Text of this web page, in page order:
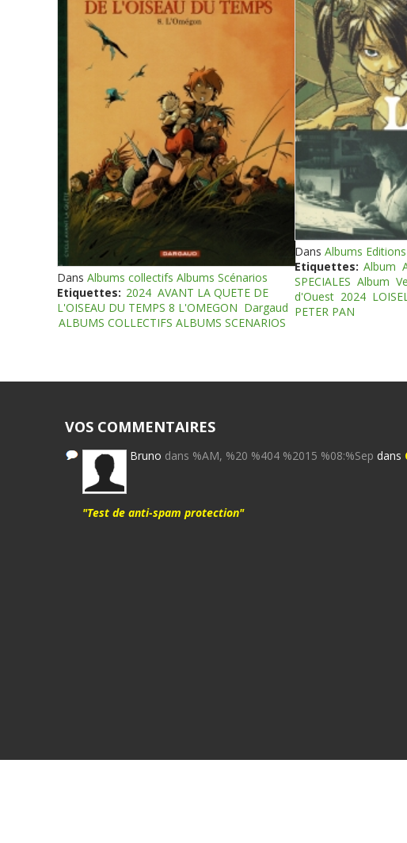
Dans Albums collectifs Albums Scénarios
Etiquettes: 2024 AVANT LA QUETE DE
L'OISEAU DU TEMPS 8 L'OMEGON Dargaud
ALBUMS COLLECTIFS ALBUMS SCENARIOS
Dans Albums
Etiquettes: Album
SPECIALES Album
d'Ouest 2024
PETER PAN
VOS COMMENTAIRES
Bruno dans %AM, %20 %404 %2015 %08:%Sep dans
"Test de anti-spam protection"